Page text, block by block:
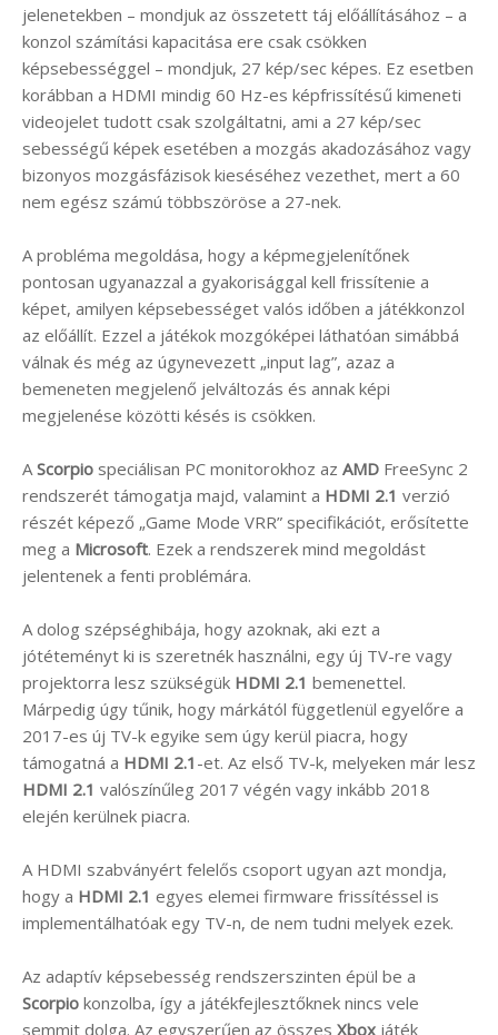
jelenetekben – mondjuk az összetett táj előállításához – a
konzol számítási kapacitása ere csak csökken
képsebességgel – mondjuk, 27 kép/sec képes. Ez esetben
korábban a HDMI mindig 60 Hz-es képfrissítésű kimeneti
videojelet tudott csak szolgáltatni, ami a 27 kép/sec
sebességű képek esetében a mozgás akadozásához vagy
bizonyos mozgásfázisok kieséséhez vezethet, mert a 60
nem egész számú többszöröse a 27-nek.
A probléma megoldása, hogy a képmegjelenítőnek
pontosan ugyanazzal a gyakorisággal kell frissítenie a
képet, amilyen képsebességet valós időben a játékkonzol
az előállít. Ezzel a játékok mozgóképei láthatóan simábbá
válnak és még az úgynevezett „input lag”, azaz a
bemeneten megjelenő jelváltozás és annak képi
megjelenése közötti késés is csökken.
A Scorpio speciálisan PC monitorokhoz az AMD FreeSync 2
rendszerét támogatja majd, valamint a HDMI 2.1 verzió
részét képező „Game Mode VRR” specifikációt, erősítette
meg a Microsoft. Ezek a rendszerek mind megoldást
jelentenek a fenti problémára.
A dolog szépséghibája, hogy azoknak, aki ezt a
jótéteményt ki is szeretnék használni, egy új TV-re vagy
projektorra lesz szükségük HDMI 2.1 bemenettel.
Márpedig úgy tűnik, hogy márkától függetlenül egyelőre a
2017-es új TV-k egyike sem úgy kerül piacra, hogy
támogatná a HDMI 2.1 -et. Az első TV-k, melyeken már lesz
HDMI 2.1 valószínűleg 2017 végén vagy inkább 2018
elején kerülnek piacra.
A HDMI szabványért felelős csoport ugyan azt mondja,
hogy a HDMI 2.1 egyes elemei firmware frissítéssel is
implementálhatóak egy TV-n, de nem tudni melyek ezek.
Az adaptív képsebesség rendszerszinten épül be a
Scorpio konzolba, így a játékfejlesztőknek nincs vele
semmit dolga. Az egyszerűen az összes Xbox játék